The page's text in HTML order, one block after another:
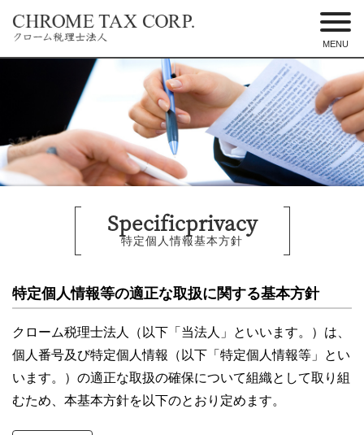
東京都港区のクローム税理士法人 –
税務調査に強い税理士
MENU
Specificprivacy
特定個人情報基本方針
特定個人情報等の適正な取扱に関する基本方針
クローム税理士法人（以下「当法人」といいます。）は、
個人番号及び特定個人情報（以下「特定個人情報等」とい
います。）の適正な取扱の確保について組織として取り組
むため、本基本方針を以下のとおり定めます。